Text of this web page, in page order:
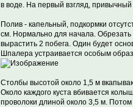
в воде. На первый взгляд,
Полив - капельный, подкормки
см. Нормально для начала. Обрезать
вырастить 2 побега. Один будет
Шпалера устраивается особым
Столбы высотой около 1,5 м
Около каждого куста вбивается
проволоки длиной около 3,5 м.